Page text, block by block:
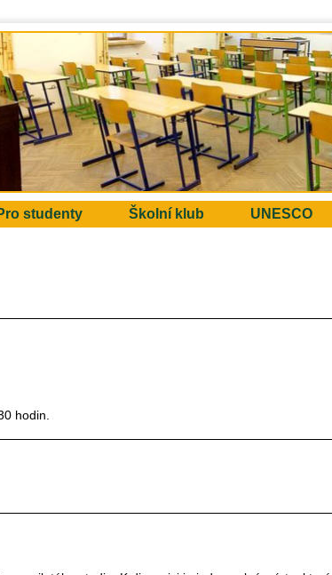
studenty Školní klub UNESCO
hodin.